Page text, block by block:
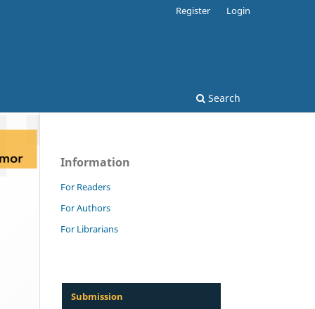
Search
Register Login
Information
For Readers
For Authors
For Librarians
Submission